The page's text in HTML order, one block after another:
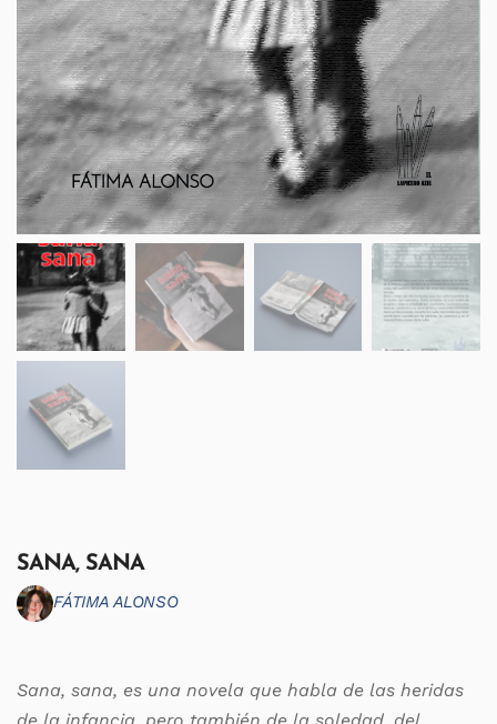
SANA, SANA
FÁTIMA ALONSO
Sana, sana, es una novela que habla de las heridas
de la infancia, pero también de la soledad, del